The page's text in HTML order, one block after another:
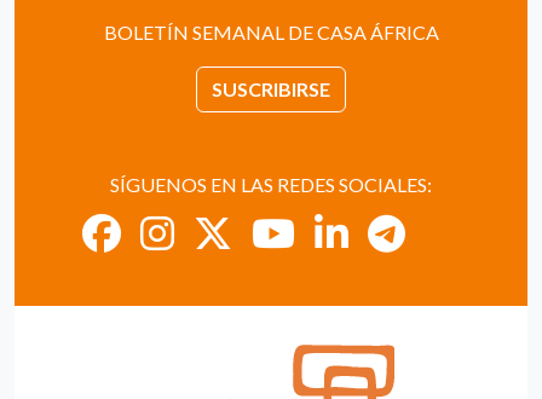
BOLETÍN SEMANAL DE CASA ÁFRICA
SUSCRIBIRSE
SÍGUENOS EN LAS REDES SOCIALES: